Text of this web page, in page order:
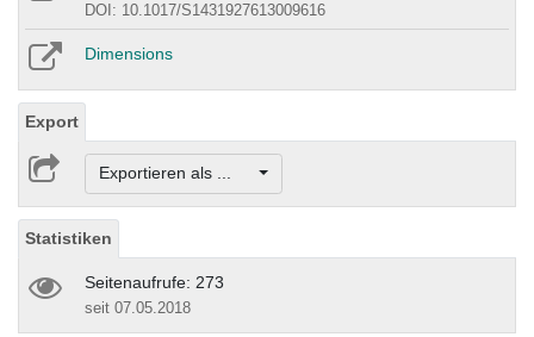
DOI: 10.1017/S1431927613009616
Dimensions
Export
Exportieren als ...
Statistiken
Seitenaufrufe: 273
seit 07.05.2018